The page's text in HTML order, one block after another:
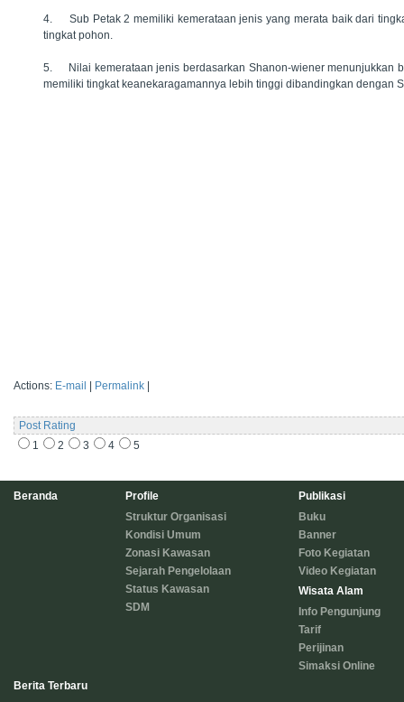
4. Sub Petak 2 memiliki kemerataan jenis yang merata baik dari
tingkat pohon.
5.
Nilai kemerataan jenis berdasarkan Shanon-wiener menunjukkan
memiliki tingkat keanekaragamannya lebih tinggi dibandingkan dengan
Actions: E-mail Permalink
Post Rating
1
2 3 4 5
Beranda
Profile
Struktur Organisasi
Kondisi Umum
Zonasi Kawasan
Sejarah Pengelolaan
Status Kawasan
SDM
Publikasi
Buku
Banner
Foto Kegiatan
Video Kegiatan
Wisata Alam
Info Pengunjung
Tarif
Perijinan
Simaksi Online
Berita Terbaru